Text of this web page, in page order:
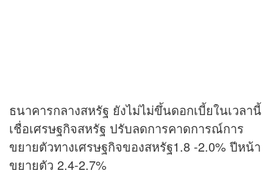
ธนาคารกลางสหรัฐ ยังไม่ไม่ขึ้นดอกเบี้ยในเวลานี้
เชื่อเศรษฐกิจสหรัฐ ปรับลดการคาดการณ์การ
ขยายตัวทางเศรษฐกิจของสหรัฐ1.8 -2.0% ปีหน้า
ขยายตัว 2.4-2.7%